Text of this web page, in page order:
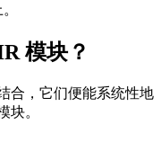
模块？
合，它们便能系统性地
块。